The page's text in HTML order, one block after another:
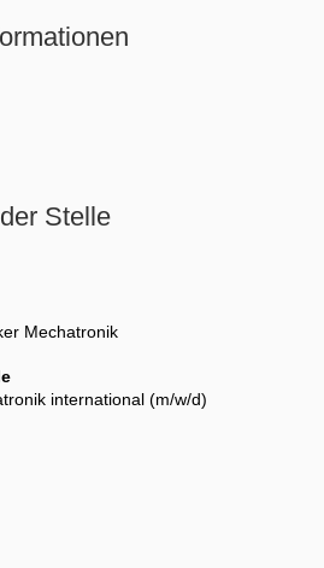
Stelle
Mechatronik
international (m/w/d)